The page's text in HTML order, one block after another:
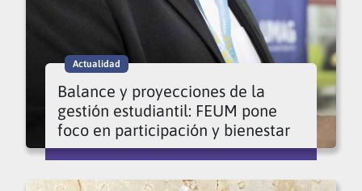
Actualidad
Balance y proyecciones de la
gestión estudiantil: FEUM pone
foco en participación y bienestar